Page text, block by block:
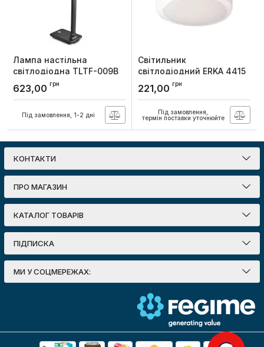
Лампа настiльна
свiтлодiодна TLTF-009B
10Вт 3000-6500К,
TITANUM
623,00 грн
Під замовлення, 1-2 дні
Світильник
світлодіодний ERKA 4415
B настінно-стельовий
15Вт 4000K круглий
Артикул:441503
221,00 грн
Під замовлення,
термін поставки уточнюйте
КОНТАКТИ
ПРО МАГАЗИН
КАТАЛОГ ТОВАРІВ
ПІДПИСКА
МИ У СОЦМЕРЕЖАХ: